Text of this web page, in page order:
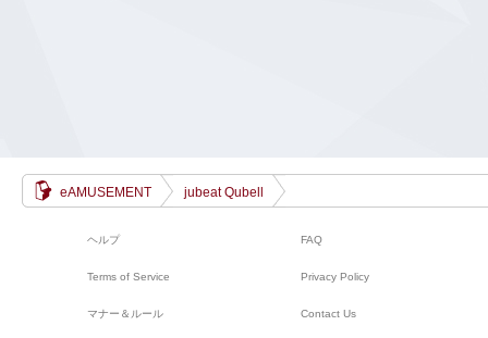
eAMUSEMENT jubeat Qubell
ヘルプ FAQ
Terms of Service Privacy Policy
マナー＆ルール Contact Us